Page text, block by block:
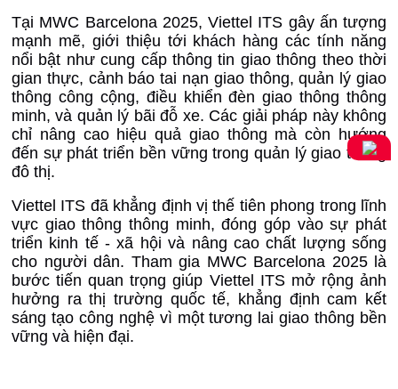
Tại MWC Barcelona 2025, Viettel ITS gây ấn tượng
mạnh mẽ, giới thiệu tới khách hàng các tính năng
nổi bật như cung cấp thông tin giao thông theo thời
gian thực, cảnh báo tai nạn giao thông, quản lý giao
thông công cộng, điều khiển đèn giao thông thông
minh, và quản lý bãi đỗ xe. Các giải pháp này không
chỉ nâng cao hiệu quả giao thông mà còn hướng
đến sự phát triển bền vững trong quản lý giao thông
đô thị.
Viettel ITS đã khẳng định vị thế tiên phong trong lĩnh
vực giao thông thông minh, đóng góp vào sự phát
triển kinh tế - xã hội và nâng cao chất lượng sống
cho người dân. Tham gia MWC Barcelona 2025 là
bước tiến quan trọng giúp Viettel ITS mở rộng ảnh
hưởng ra thị trường quốc tế, khẳng định cam kết
sáng tạo công nghệ vì một tương lai giao thông bền
vững và hiện đại.